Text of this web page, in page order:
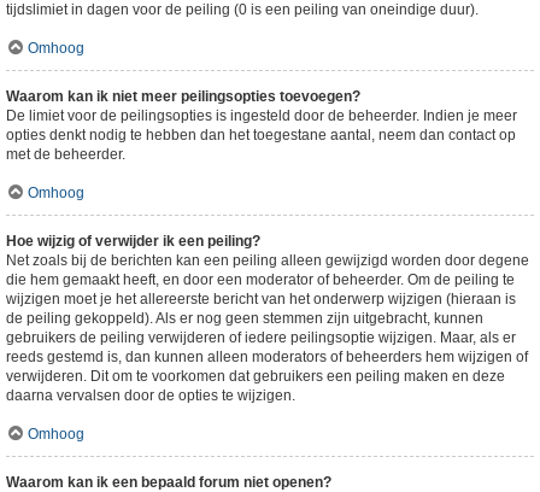
tijdslimiet in dagen voor de peiling (0 is een peiling van oneindige duur).
Omhoog
Waarom kan ik niet meer peilingsopties toevoegen?
De limiet voor de peilingsopties is ingesteld door de beheerder. Indien je meer
opties denkt nodig te hebben dan het toegestane aantal, neem dan contact op
met de beheerder.
Omhoog
Hoe wijzig of verwijder ik een peiling?
Net zoals bij de berichten kan een peiling alleen gewijzigd worden door degene
die hem gemaakt heeft, en door een moderator of beheerder. Om de peiling te
wijzigen moet je het allereerste bericht van het onderwerp wijzigen (hieraan is
de peiling gekoppeld). Als er nog geen stemmen zijn uitgebracht, kunnen
gebruikers de peiling verwijderen of iedere peilingsoptie wijzigen. Maar, als er
reeds gestemd is, dan kunnen alleen moderators of beheerders hem wijzigen of
verwijderen. Dit om te voorkomen dat gebruikers een peiling maken en deze
daarna vervalsen door de opties te wijzigen.
Omhoog
Waarom kan ik een bepaald forum niet openen?